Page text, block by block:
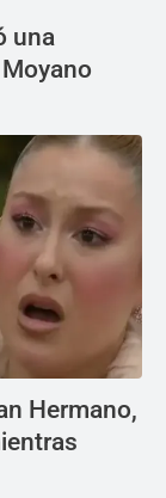
una
Hermano,